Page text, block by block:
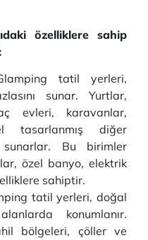
özelliklere sahip
tatil yerleri,
sunar. Yurtlar,
evleri, karavanlar,
tasarlanmış diğer
Bu birimler
özel banyo, elektrik
sahiptir.
tatil yerleri, doğal
konumlanır.
bölgeleri, çöller ve